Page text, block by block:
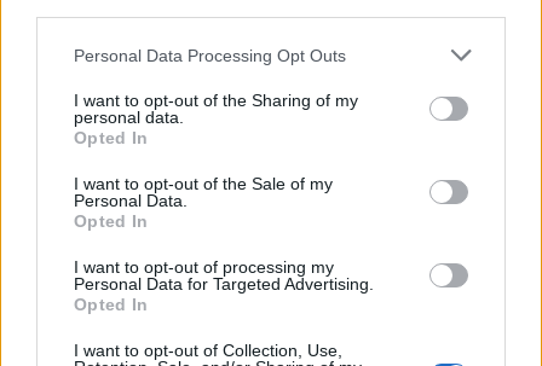
Please note that this website/app uses one or more Google
not limited to your visit or usage behaviour. You may click to
grant or deny consent to Google and its third-party tags to
use your data for below specified purposes in below Google
consent section.
Personal Data Processing Opt Outs
I want to opt-out of the Sharing of my
personal data.
Opted In
I want to opt-out of the Sale of my
Personal Data.
Opted In
I want to opt-out of processing my
Personal Data for Targeted Advertising.
Opted In
I want to opt-out of Collection, Use,
"Már a válogatón való részvétel lehetőségétől is
nagyon boldog voltam, hálás vagyok, hogy végül
rám esett a csatorna választása. Számomra ez egy
nagyon jó lehetőség, ami közelebb visz a
műsorvezetői álmaimhoz is. A forgatásokon eleinte
izgultam, de ez később inkább izgatottsággá
változott. Erős bizonyítási vágy dolgozik bennem,
mind a stáb, mind Tibi felé, hiszen szeretném
megmutatni, hogy helyt tudok állni és alkalmas
vagyok erre a feladatra. Nagy mosollyal indulok neki
minden egyes napnak, a kőkemény munka ellenére
is. Boldog vagyok, hogy a részese lehetek a műsor